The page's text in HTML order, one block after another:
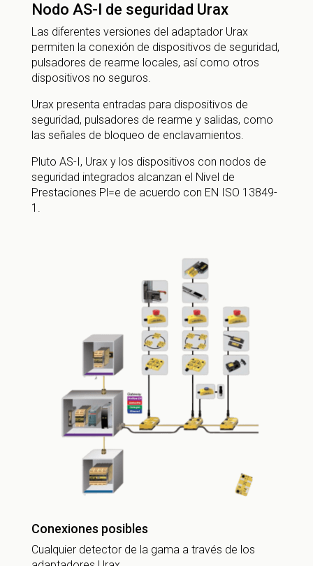
Nodo AS-I de seguridad Urax
Las diferentes versiones del adaptador Urax
permiten la conexión de dispositivos de seguridad,
pulsadores de rearme locales, así como otros
dispositivos no seguros.
Urax presenta entradas para dispositivos de
seguridad, pulsadores de rearme y salidas, como
las señales de bloqueo de enclavamientos.
Pluto AS-I, Urax y los dispositivos con nodos de
seguridad integrados alcanzan el Nivel de
Prestaciones Pl=e de acuerdo con EN ISO 13849-
1.
Conexiones posibles
Cualquier detector de la gama a través de los